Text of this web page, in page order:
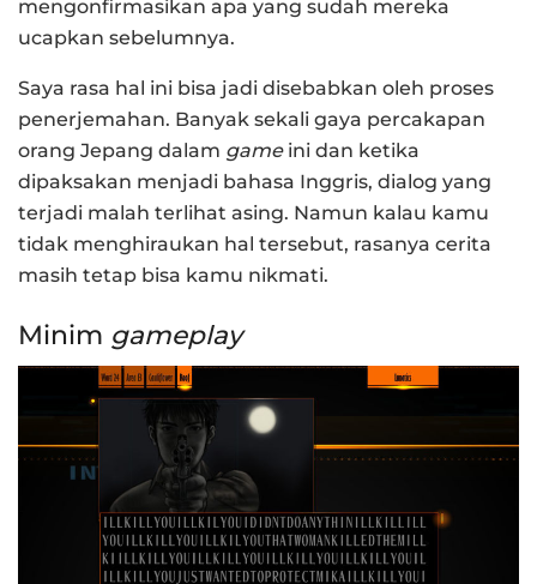
mengonfirmasikan apa yang sudah mereka
ucapkan sebelumnya.
Saya rasa hal ini bisa jadi disebabkan oleh proses
penerjemahan. Banyak sekali gaya percakapan
orang Jepang dalam gameini dan ketika
dipaksakan menjadi bahasa Inggris, dialog yang
terjadi malah terlihat asing. Namun kalau kamu
tidak menghiraukan hal tersebut, rasanya cerita
masih tetap bisa kamu nikmati.
Minim gameplay